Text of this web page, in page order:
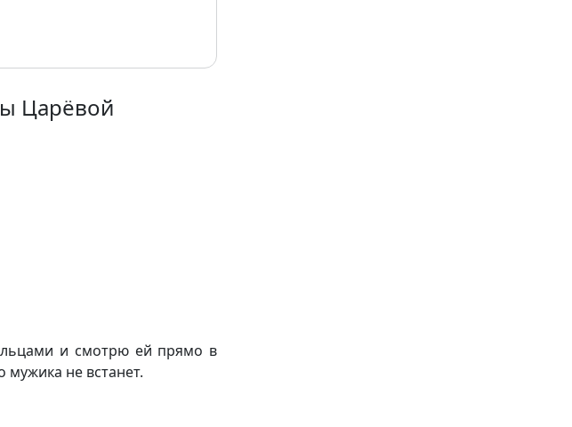
Царёвой
и смотрю ей прямо в
не встанет.